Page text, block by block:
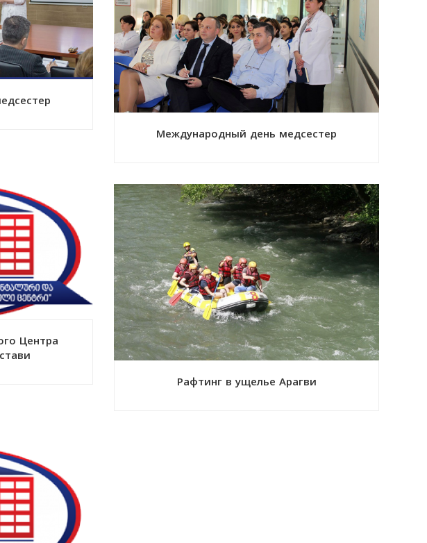
Международный день медсестер
Центра
Рафтинг в ущелье Арагви